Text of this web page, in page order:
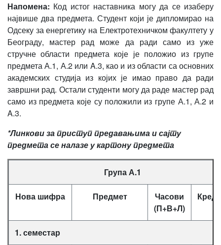
Напомена: Код истог наставника могу да се изаберу
највише два предмета. Студент који је дипломирао на
Одсеку за енергетику на Електротехничком факултету у
Београду, мастер рад може да ради само из уже
стручне области предмета које је положио из групе
предмета А.1, А.2 или A.3, као и из области са основних
академских студија из којих је имао право да ради
завршни рад. Остали студенти могу да раде мастер рад
само из предмета које су положили из групе А.1, А.2 и
A.3.
*Линкови за приступ предавањима и сајту
предмета се налазе у картону предмета
Група А.1
Нова шифра Предмет
Часови
(П+В+Л)
1. семестар